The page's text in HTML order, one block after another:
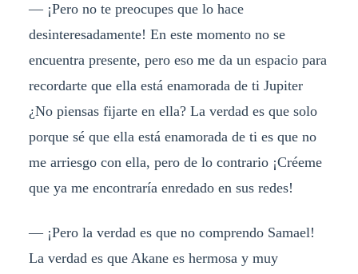
— ¡Pero no te preocupes que lo hace
desinteresadamente! En este momento no se
encuentra presente, pero eso me da un espacio para
recordarte que ella está enamorada de ti Jupiter
¿No piensas fijarte en ella? La verdad es que solo
porque sé que ella está enamorada de ti es que no
me arriesgo con ella, pero de lo contrario ¡Créeme
que ya me encontraría enredado en sus redes!
— ¡Pero la verdad es que no comprendo Samael!
La verdad es que Akane es hermosa y muy